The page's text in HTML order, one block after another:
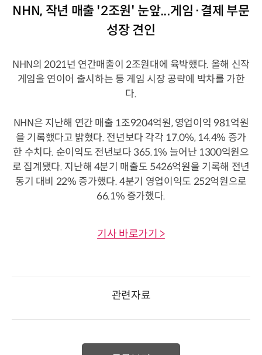
NHN, 작년 매출 '2조원' 눈앞...게임·결제 부문
성장 견인
NHN의 2021년 연간매출이 2조원대에 육박했다. 올해 신작
게임을 연이어 출시하는 등 게임 시장 공략에 박차를 가한
다.
NHN은 지난해 연간 매출 1조9204억원, 영업이익 981억원
을 기록했다고 밝혔다. 전년보다 각각 17.0%, 14.4% 증가
한 수치다. 순이익도 전년보다 365.1% 늘어난 1300억원으
로 집계됐다. 지난해 4분기 매출도 5426억원을 기록해 전년
동기 대비 22% 증가했다. 4분기 영업이익도 252억원으로
66.1% 증가했다.
기사 바로가기 >
관련자료